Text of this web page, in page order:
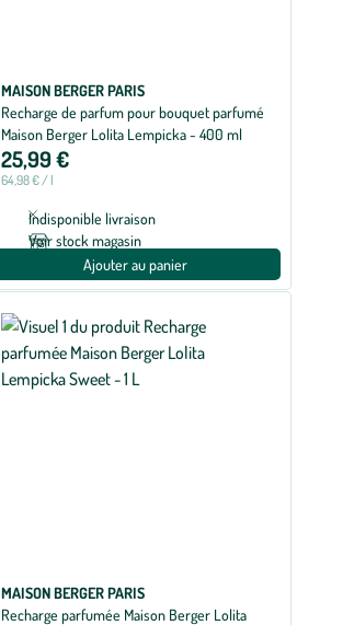
MAISON BERGER PARIS
Recharge de parfum pour bouquet parfumé
Maison Berger Lolita Lempicka - 400 ml
25,99 €
64,98 € / l
Indisponible livraison
Voir stock magasin
Ajouter au panier
MAISON BERGER PARIS
Recharge parfumée Maison Berger Lolita